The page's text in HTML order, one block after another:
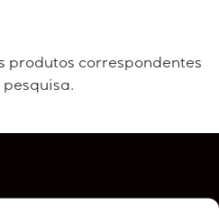
produtos correspondentes
pesquisa.